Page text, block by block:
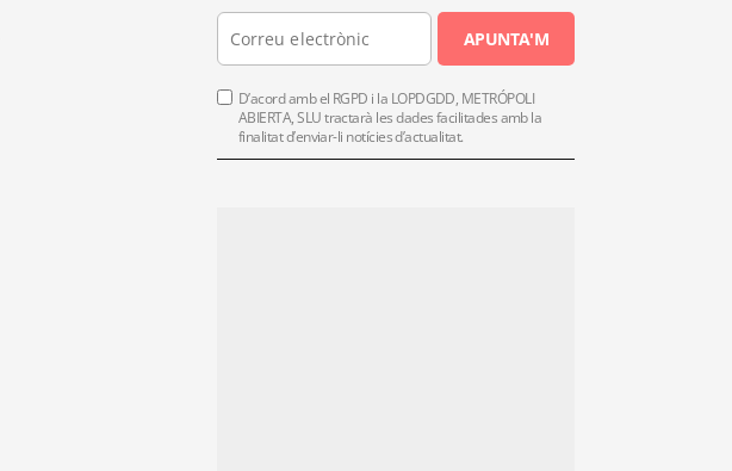
APUNTA'M
D’acord amb el RGPD i la LOPDGDD, METRÓPOLI
ABIERTA, SLU tractarà les dades facilitades amb la
finalitat d’enviar-li notícies d’actualitat.